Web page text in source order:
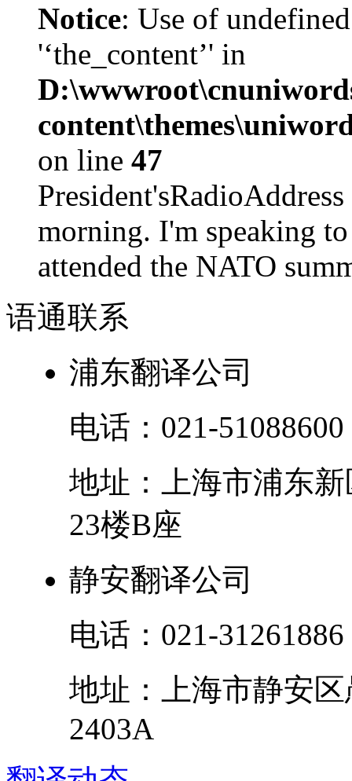
Notice: Use of
'‘the_content’' in
on line 47
morning. I'm speaking
attended the NATO
语通联系
浦东翻译公司
电话： 021-51088600
地址：
上海市浦东新
23楼B座
静安翻译公司
电话： 021-31261886
地址：
上海市静安区
2403A